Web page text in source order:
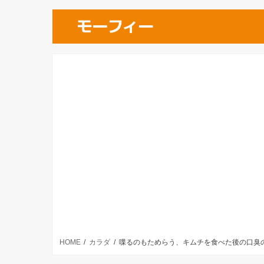
HOME カラダ 喋るのもためらう、キムチを食べた後の口臭